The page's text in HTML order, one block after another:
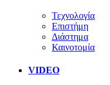
Τεχνολογία
Επιστήμη
Διάστημα
Καινοτομία
VIDEO